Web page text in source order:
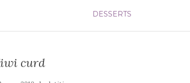
DESSERTS
curd